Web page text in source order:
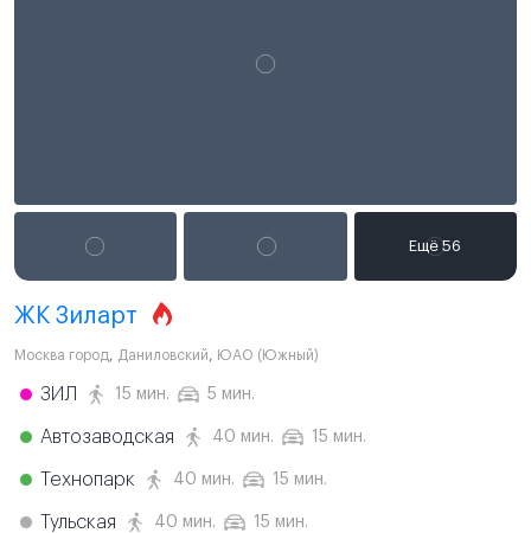
ЖК Зиларт
Москва город, Даниловский, ЮАО (Южный)
ЗИЛ 15 мин. 5 мин.
Автозаводская 40 мин. 15 мин.
Технопарк 40 мин. 15 мин.
Тульская 40 мин. 15 мин.